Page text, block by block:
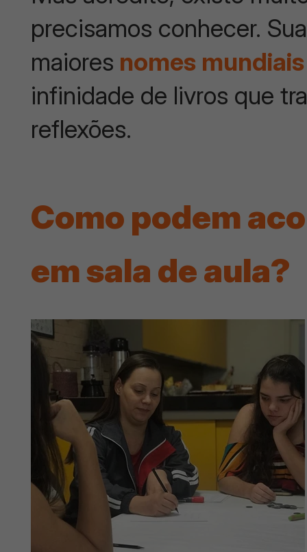
precisamos conhecer.
maiores nomes mundiais
infinidade de livros que
reflexões.
Como podem
em sala de aula?